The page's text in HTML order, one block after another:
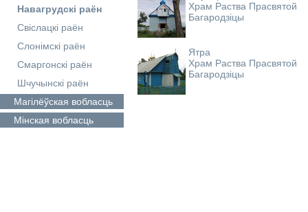
Навагрудскі раён
Свіслацкі раён
Слонімскі раён
Смаргонскі раён
Шчучынскі раён
Магілёўская вобласць
Мінская вобласць
Храм Раства Прасвятой
Багародзіцы
Ятра
Храм Раства Прасвятой
Багародзіцы